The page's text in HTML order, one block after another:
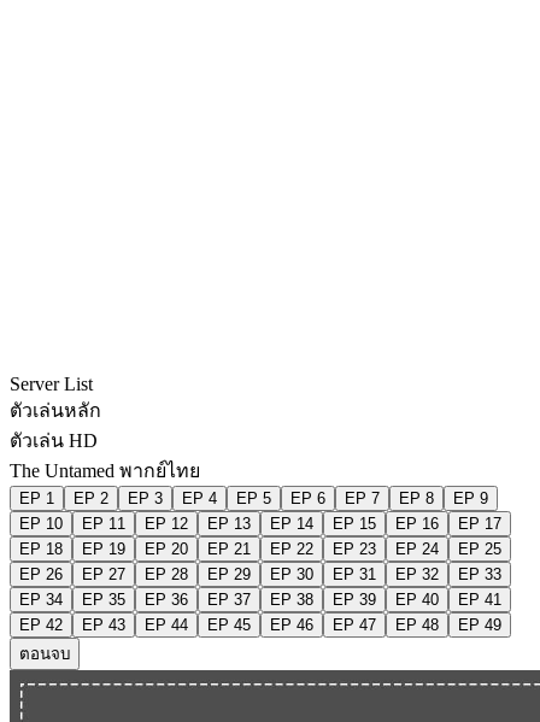
Server List
ตัวเล่นหลัก
ตัวเล่น HD
The Untamed พากย์ไทย
EP 1 EP 2 EP 3 EP 4 EP 5 EP 6 EP 7 EP 8
EP 9
EP 10
EP 11 EP 12 EP 13 EP 14 EP 15 EP 16
EP 17
EP 18
EP 19 EP 20 EP 21 EP 22 EP 23 EP 24
EP 25
EP 26
EP 27 EP 28 EP 29 EP 30 EP 31 EP 32
EP 33
EP 34
EP 35 EP 36 EP 37 EP 38 EP 39 EP 40
EP 41
EP 42
EP 43 EP 44 EP 45 EP 46 EP 47 EP 48
EP 49
ตอนจบ